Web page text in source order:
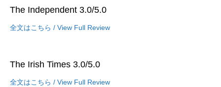
The Independent 3.0/5.0
全文はこちら / View Full Review
The Irish Times 3.0/5.0
全文はこちら / View Full Review